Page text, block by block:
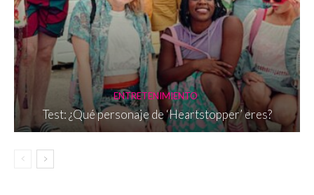
ENTRETENIMIENTO
Test: ¿Qué personaje de ‘Heartstopper’ eres?